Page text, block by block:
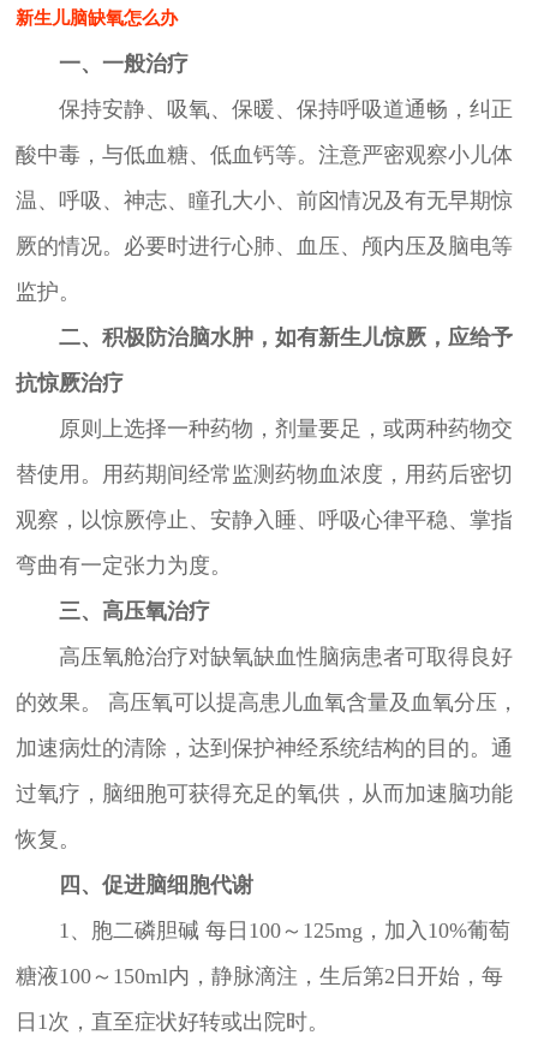
新生儿脑缺氧怎么办
一、一般治疗
保持安静、吸氧、保暖、保持呼吸道通畅，纠正
酸中毒，与低血糖、低血钙等。注意严密观察小儿体
温、呼吸、神志、瞳孔大小、前囟情况及有无早期惊
厥的情况。必要时进行心肺、血压、颅内压及脑电等
监护。
二、积极防治脑水肿，如有新生儿惊厥，应给予
抗惊厥治疗
原则上选择一种药物，剂量要足，或两种药物交
替使用。用药期间经常监测药物血浓度，用药后密切
观察，以惊厥停止、安静入睡、呼吸心律平稳、掌指
弯曲有一定张力为度。
三、高压氧治疗
高压氧舱治疗对缺氧缺血性脑病患者可取得良好
的效果。 高压氧可以提高患儿血氧含量及血氧分压，
加速病灶的清除，达到保护神经系统结构的目的。通
过氧疗，脑细胞可获得充足的氧供，从而加速脑功能
恢复。
四、促进脑细胞代谢
1、胞二磷胆碱 每日100～125mg，加入10%葡萄
糖液100～150ml内，静脉滴注，生后第2日开始，每
日1次，直至症状好转或出院时。